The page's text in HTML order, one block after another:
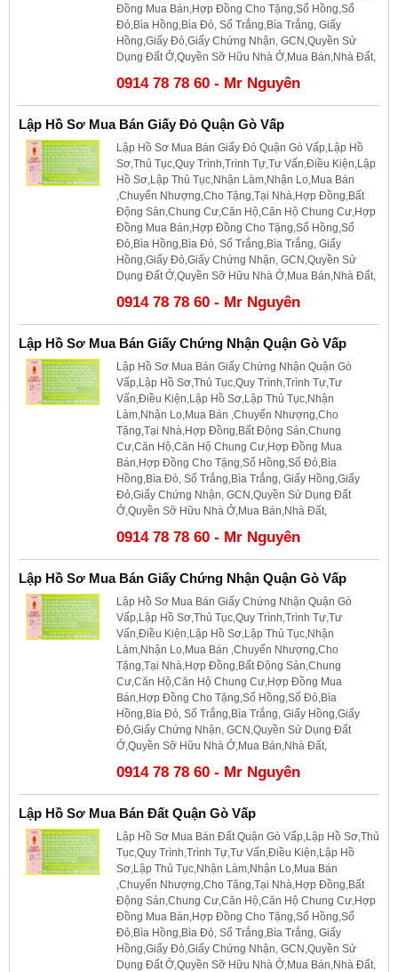
Đồng Mua Bán,Hợp Đồng Cho Tặng,Sổ Hồng,Sổ
Đỏ,Bìa Hồng,Bìa Đỏ, Sổ Trắng,Bìa Trắng, Giấy
Hồng,Giấy Đỏ,Giấy Chứng Nhận, GCN,Quyền Sử
Dụng Đất Ở,Quyền Sỡ Hữu Nhà Ở,Mua Bán,Nhà Đất,
0914 78 78 60 - Mr Nguyên
Lập Hồ Sơ Mua Bán Giấy Đỏ Quận Gò Vấp
Lập Hồ Sơ Mua Bán Giấy Đỏ Quận Gò Vấp,Lập Hồ
Sơ,Thủ Tục,Quy Trình,Trình Tự,Tư Vấn,Điều Kiện,Lập
Hồ Sơ,Lập Thủ Tục,Nhận Làm,Nhận Lo,Mua Bán
,Chuyển Nhượng,Cho Tặng,Tại Nhà,Hợp Đồng,Bất
Động Sản,Chung Cư,Căn Hộ,Căn Hộ Chung Cư,Hợp
Đồng Mua Bán,Hợp Đồng Cho Tặng,Sổ Hồng,Sổ
Đỏ,Bìa Hồng,Bìa Đỏ, Sổ Trắng,Bìa Trắng, Giấy
Hồng,Giấy Đỏ,Giấy Chứng Nhận, GCN,Quyền Sử
Dụng Đất Ở,Quyền Sỡ Hữu Nhà Ở,Mua Bán,Nhà Đất,
0914 78 78 60 - Mr Nguyên
Lập Hồ Sơ Mua Bán Giấy Chứng Nhận Quận Gò Vấp
Lập Hồ Sơ Mua Bán Giấy Chứng Nhận Quận Gò
Vấp,Lập Hồ Sơ,Thủ Tục,Quy Trình,Trình Tự,Tư
Vấn,Điều Kiện,Lập Hồ Sơ,Lập Thủ Tục,Nhận
Làm,Nhận Lo,Mua Bán ,Chuyển Nhượng,Cho
Tặng,Tại Nhà,Hợp Đồng,Bất Động Sản,Chung
Cư,Căn Hộ,Căn Hộ Chung Cư,Hợp Đồng Mua
Bán,Hợp Đồng Cho Tặng,Sổ Hồng,Sổ Đỏ,Bìa
Hồng,Bìa Đỏ, Sổ Trắng,Bìa Trắng, Giấy Hồng,Giấy
Đỏ,Giấy Chứng Nhận, GCN,Quyền Sử Dụng Đất
Ở,Quyền Sỡ Hữu Nhà Ở,Mua Bán,Nhà Đất,
0914 78 78 60 - Mr Nguyên
Lập Hồ Sơ Mua Bán Giấy Chứng Nhận Quận Gò Vấp
Lập Hồ Sơ Mua Bán Giấy Chứng Nhận Quận Gò
Vấp,Lập Hồ Sơ,Thủ Tục,Quy Trình,Trình Tự,Tư
Vấn,Điều Kiện,Lập Hồ Sơ,Lập Thủ Tục,Nhận
Làm,Nhận Lo,Mua Bán ,Chuyển Nhượng,Cho
Tặng,Tại Nhà,Hợp Đồng,Bất Động Sản,Chung
Cư,Căn Hộ,Căn Hộ Chung Cư,Hợp Đồng Mua
Bán,Hợp Đồng Cho Tặng,Sổ Hồng,Sổ Đỏ,Bìa
Hồng,Bìa Đỏ, Sổ Trắng,Bìa Trắng, Giấy Hồng,Giấy
Đỏ,Giấy Chứng Nhận, GCN,Quyền Sử Dụng Đất
Ở,Quyền Sỡ Hữu Nhà Ở,Mua Bán,Nhà Đất,
0914 78 78 60 - Mr Nguyên
Lập Hồ Sơ Mua Bán Đất Quận Gò Vấp
Lập Hồ Sơ Mua Bán Đất Quận Gò Vấp,Lập Hồ Sơ,Thủ
Tục,Quy Trình,Trình Tự,Tư Vấn,Điều Kiện,Lập Hồ
Sơ,Lập Thủ Tục,Nhận Làm,Nhận Lo,Mua Bán
,Chuyển Nhượng,Cho Tặng,Tại Nhà,Hợp Đồng,Bất
Động Sản,Chung Cư,Căn Hộ,Căn Hộ Chung Cư,Hợp
Đồng Mua Bán,Hợp Đồng Cho Tặng,Sổ Hồng,Sổ
Đỏ,Bìa Hồng,Bìa Đỏ, Sổ Trắng,Bìa Trắng, Giấy
Hồng,Giấy Đỏ,Giấy Chứng Nhận, GCN,Quyền Sử
Dụng Đất Ở,Quyền Sỡ Hữu Nhà Ở,Mua Bán,Nhà Đất,